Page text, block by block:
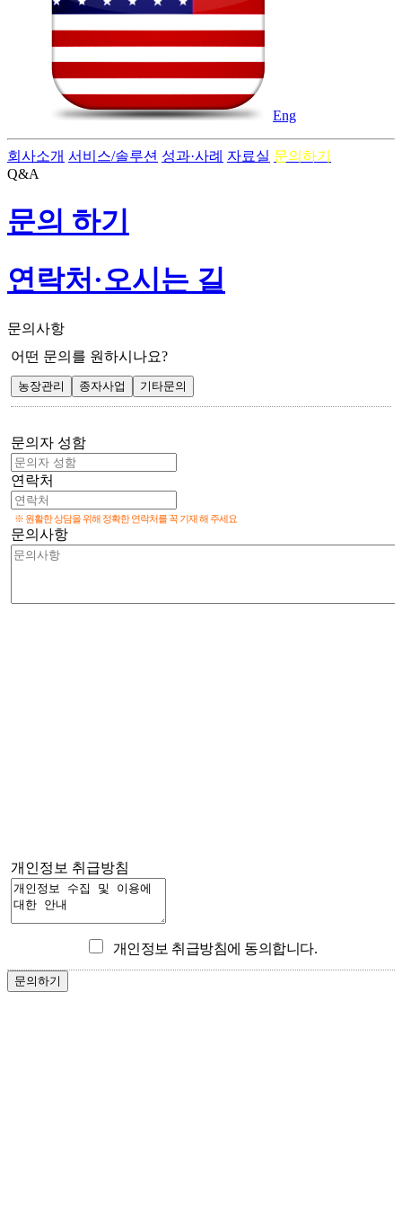
Eng
회사소개 서비스/솔루션 성과·사례 자료실 문의하기
Q&A
문의 하기
연락처·오시는 길
문의사항
어떤 문의를 원하시나요?
문의자 성함
연락처
※ 원활한 상담을 위해 정확한 연락처를 꼭 기재 해 주세요
문의사항
개인정보 취급방침
개인정보 취급방침에 동의합니다.